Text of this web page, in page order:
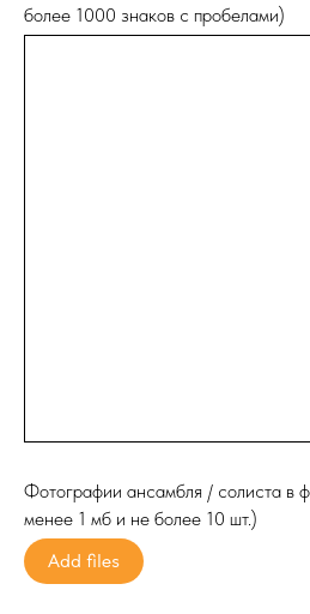
более 1000 знаков с пробелами)
Фотографии ансамбля / солиста в
менее 1 мб и не более 10 шт.)
Add files